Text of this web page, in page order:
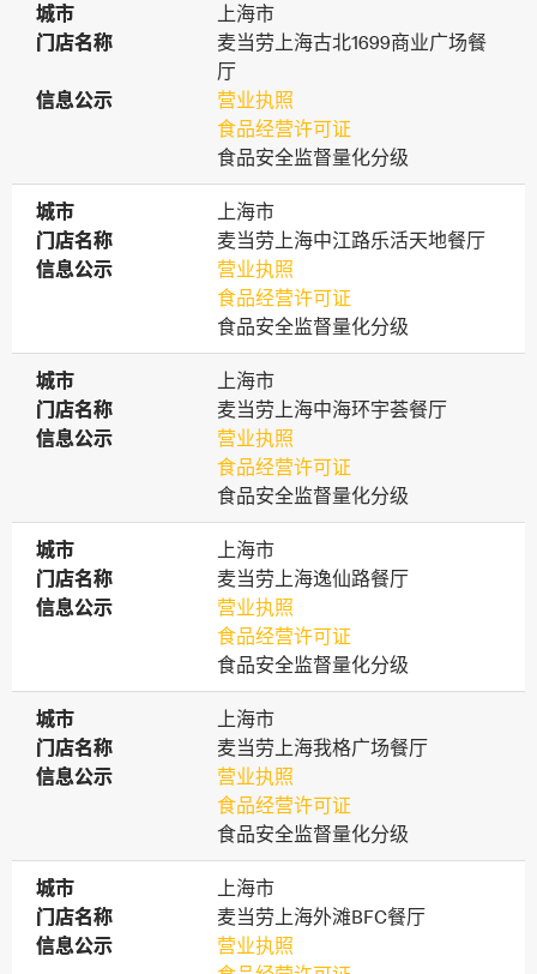
城市
城市
上海市
门店名称
门店名称
麦当劳上海古北1699商业广场餐
厅
信息公示
信息公示
营业执照
食品经营许可证
食品安全监督量化分级
城市
城市
上海市
门店名称
门店名称
麦当劳上海中江路乐活天地餐厅
信息公示
信息公示
营业执照
食品经营许可证
食品安全监督量化分级
城市
城市
上海市
门店名称
门店名称
麦当劳上海中海环宇荟餐厅
信息公示
信息公示
营业执照
食品经营许可证
食品安全监督量化分级
城市
城市
上海市
门店名称
门店名称
麦当劳上海逸仙路餐厅
信息公示
信息公示
营业执照
食品经营许可证
食品安全监督量化分级
城市
城市
上海市
门店名称
门店名称
麦当劳上海我格广场餐厅
信息公示
信息公示
营业执照
食品经营许可证
食品安全监督量化分级
城市
城市
上海市
门店名称
门店名称
麦当劳上海外滩BFC餐厅
信息公示
信息公示
营业执照